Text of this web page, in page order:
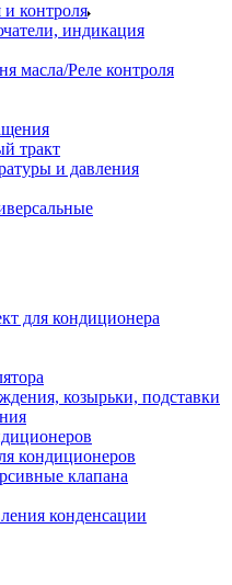
контроля
индикация
масла/Реле контроля
тракт
и давления
для кондиционера
козырьки, подставки
кондиционеров
клапана
конденсации